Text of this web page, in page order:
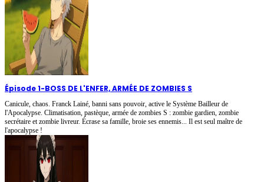
Épisode 1-BOSS DE L'ENFER, ARMÉE DE ZOMBIES S
Canicule, chaos. Franck Lainé, banni sans pouvoir, active le Système Bailleur de
l'Apocalypse. Climatisation, pastèque, armée de zombies S : zombie gardien, zombie
secrétaire et zombie livreur. Écrase sa famille, broie ses ennemis... Il est seul maître de
l'apocalypse !